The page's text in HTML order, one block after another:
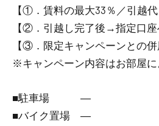
【①．賃料の最大33％／引越代
【②．引越し完了後→指定口座
【③．限定キャンペーンとの併
※キャンペーン内容はお部屋に
■駐車場 ―
■バイク置場 ―